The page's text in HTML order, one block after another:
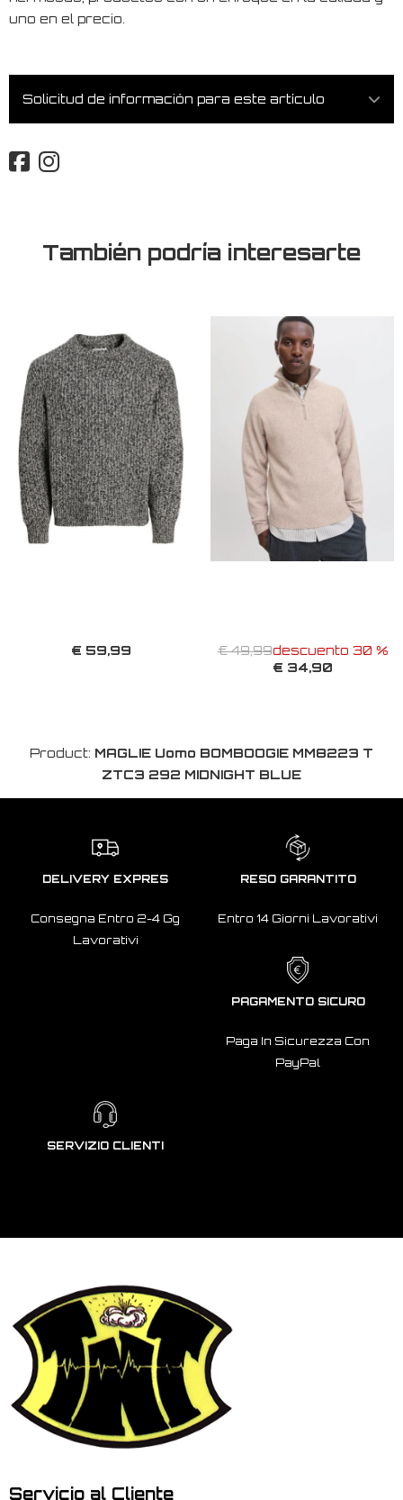
uno en el precio.
Solicitud de información para este artículo
También podría interesarte
€ 59,99 € 49,99descuento 30 %
€ 34,90
Product: MAGLIE Uomo BOMBOOGIE MM8223 T
ZTC3 292 MIDNIGHT BLUE
DELIVERY EXPRES
Consegna Entro 2-4 Gg
Lavorativi
RESO GARANTITO
Entro 14 Giorni Lavorativi
PAGAMENTO SICURO
Paga In Sicurezza Con
PayPal
SERVIZIO CLIENTI
Servicio al Cliente